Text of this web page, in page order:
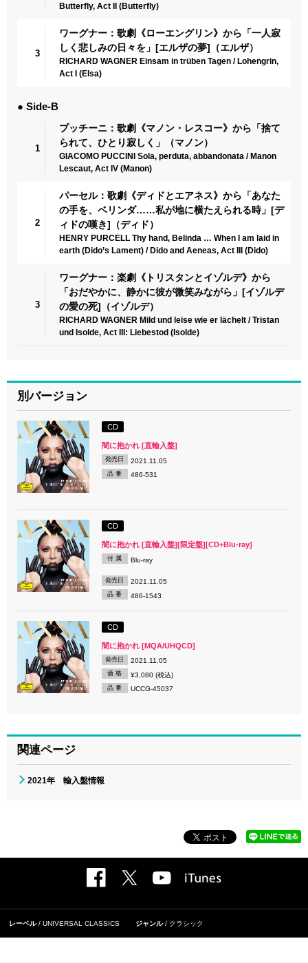
Butterfly, Act II (Butterfly)
3
ワーグナー：歌劇《ローエングリン》から「一人寂
しく悲しみの日々を」[エルザの夢]（エルザ）
RICHARD WAGNER Einsam in trüben Tagen / Lohengrin,
Act I (Elsa)
● Side-B
1
プッチーニ：歌劇《マノン・レスコー》から「捨て
られて、ひとり寂しく」（マノン）
GIACOMO PUCCINI Sola, perduta, abbandonata / Manon
Lescaut, Act IV (Manon)
2
パーセル：歌劇《ディドとエアネス》から「あなた
の手を、ベリンダ……私が地に横たえられる時」[デ
ィドの嘆き]（ディド）
HENRY PURCELL Thy hand, Belinda … When I am laid in
earth (Dido’s Lament) / Dido and Aeneas, Act III (Dido)
3
ワーグナー：楽劇《トリスタンとイゾルデ》から
「おだやかに、静かに彼が微笑みながら」[イゾルデ
の愛の死]（イゾルデ）
RICHARD WAGNER Mild und leise wie er lächelt / Tristan
und Isolde, Act III: Liebestod (Isolde)
別バージョン
CD
闇に抱かれ [直輸入盤]
発売日 2021.11.05
品 番 486-531
CD
闇に抱かれ [直輸入盤][限定盤][CD+Blu-ray]
付 属 Blu-ray
発売日 2021.11.05
品 番 486-1543
CD
闇に抱かれ [MQA/UHQCD]
発売日 2021.11.05
価 格 ¥3,080 (税込)
品 番 UCCG-45037
関連ページ
2021年 輸入盤情報
レーベル UNIVERSAL CLASSICS ジャンル クラシック